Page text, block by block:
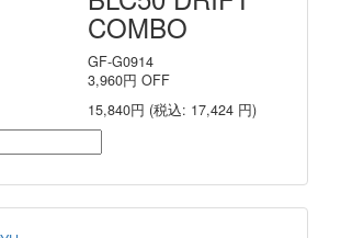
COMBO
GF-G0914
3,960円 OFF
15,840円 (税込: 17,424 円)